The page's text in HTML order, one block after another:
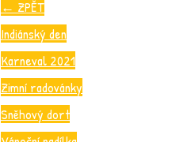
← ZPĚT
Indiánský den
Karneval 2021
Zimní radovánky
Sněhový dort